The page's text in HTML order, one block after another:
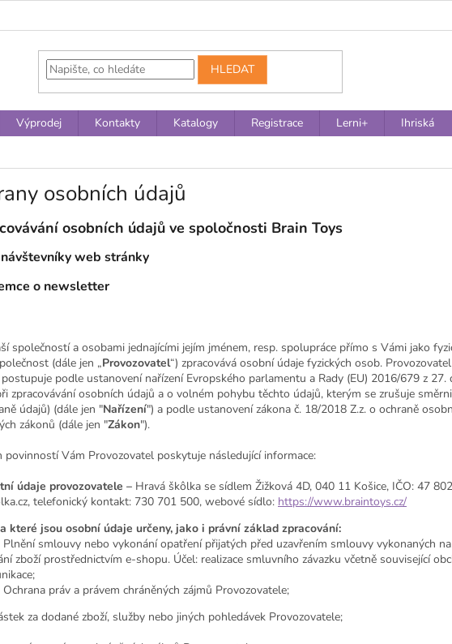
HLEDAT
Výprodej Kontakty Katalogy Registrace Lerni+
Ihriská
osobních údajů
osobních údajů ve spoločnosti Brain Toys
web stránky
o newsletter
společností a osobami jednajícími jejím jménem, resp. spolupráce přímo s Vámi jako
(dále jen „Provozovatel“) zpracovává osobní údaje fyzických osob.
podle ustanovení nařízení Evropského parlamentu a Rady (EU) 2016/679 z 27.
zpracovávání osobních údajů a o volném pohybu těchto údajů, kterým se zrušuje
údajů) (dále jen "Nařízení") a podle ustanovení zákona č. 18/2018 Z.z. o ochraně
zákonů (dále jen "Zákon").
povinností Vám Provozovatel poskytuje následující informace:
údaje provozovatele – Hravá škôlka se sídlem Žižková 4D, 040 11 Košice, IČO: 47
telefonický kontakt: 730 701 500, webové sídlo: https://www.braintoys.cz/
které jsou osobní údaje určeny, jako i právní základ zpracování:
Plnění smlouvy nebo vykonání opatření přijatých před uzavřením smlouvy vykonaných
zboží prostřednictvím e-shopu. Účel: realizace smluvního závazku včetně související
Ochrana práv a právem chráněných zájmů Provozovatele;
za dodané zboží, služby nebo jiných pohledávek Provozovatele;